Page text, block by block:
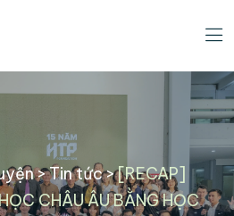
>Tin tức>[RECAP]
CHÂU ÂU BẰNG HỌC